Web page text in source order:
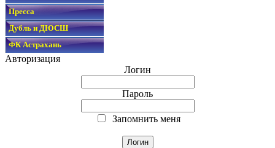
Пресса
Дубль и ДЮСШ
ФК Астрахань
Авторизация
Логин
Пароль
Запомнить меня